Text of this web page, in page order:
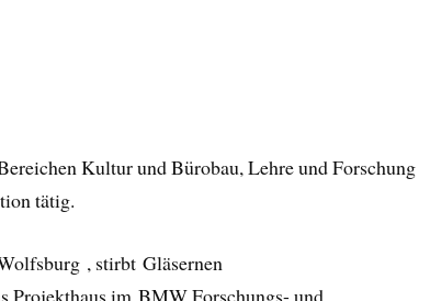
Kultur und Bürobau, Lehre und Forschung
tätig.
, stirbt Gläsernen
Projekthaus im BMW Forschungs- und